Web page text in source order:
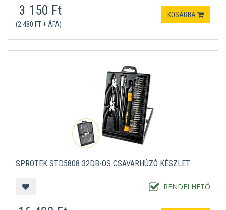
3 150 Ft
(2 480 FT + ÁFA)
KOSÁRBA
SPROTEK STD5808 32DB-OS CSAVARHÚZÓ KÉSZLET
RENDELHETŐ